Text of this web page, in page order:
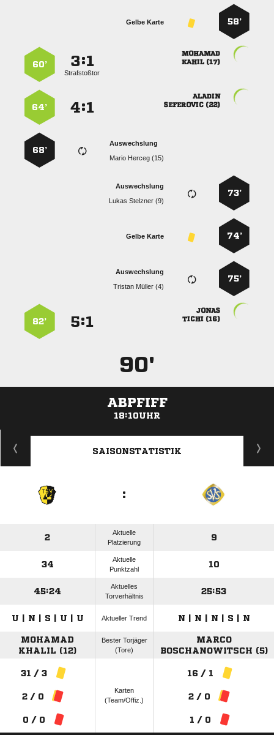
58’
Gelbe Karte

 
:
Strafstoßtor
60’

 
:
64’
Auswechslung
  
68’
73’
Auswechslung
  
74’
Gelbe Karte
75’
Auswechslung
  

 
:
82’
90'
ABPFIFF
18:10UHR
ANZEIGE
SAISONSTATISTIK
:
2
Aktuelle
Platzierung
9
34
Aktuelle
Punktzahl
10
45:24
Aktuelles
Torverhältnis
25:53
U | N | S | U | U Aktueller Trend N | N | N | S | N
MOHAMAD
KHALIL (12)
Bester Torjäger
(Tore)
MARCO
BOSCHANOWITSCH (5)
31 / 3
2 / 0
0 / 0
Karten
(Team/Offiz.)
16 / 1
2 / 0
1 / 0